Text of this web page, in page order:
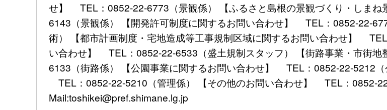
せ】 TEL：0852-22-6773（景観係） 【ふるさと島根の景観づくり・しま
6143（景観係） 【開発許可制度に関するお問い合わせ】 TEL：
術） 【都市計画制度・宅地造成等工事規制区域に関するお問い合わせ】
い合わせ】 TEL：0852-22-6533（盛土規制スタッフ） 【街路事業・市街
6133（街路係） 【公園事業に関するお問い合わせ】 TEL：0852-22-5212（
TEL：0852-22-5210（管理係） 【その他のお問い合わせ】 TEL：0852-
Mail:toshikei@pref.shimane.lg.jp